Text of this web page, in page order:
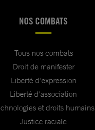
NOS COMBATS
Tous nos combats
Droit de manifester
Liberté d'expression
Liberté d'association
et droits humains
Justice raciale